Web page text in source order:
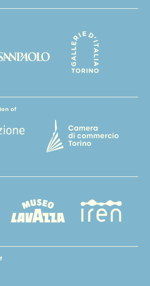
of